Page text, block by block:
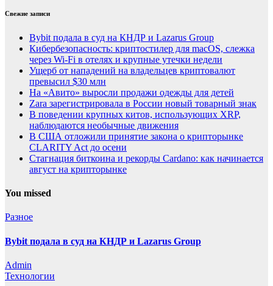
Свежие записи
Bybit подала в суд на КНДР и Lazarus Group
Кибербезопасность: криптостилер для macOS, слежка
через Wi-Fi в отелях и крупные утечки недели
Ущерб от нападений на владельцев криптовалют
превысил $30 млн
На «Авито» выросли продажи одежды для детей
Zara зарегистрировала в России новый товарный знак
В поведении крупных китов, использующих XRP,
наблюдаются необычные движения
В США отложили принятие закона о крипторынке
CLARITY Act до осени
Стагнация биткоина и рекорды Cardano: как начинается
август на крипторынке
You missed
Разное
Bybit подала в суд на КНДР и Lazarus Group
Admin
Технологии